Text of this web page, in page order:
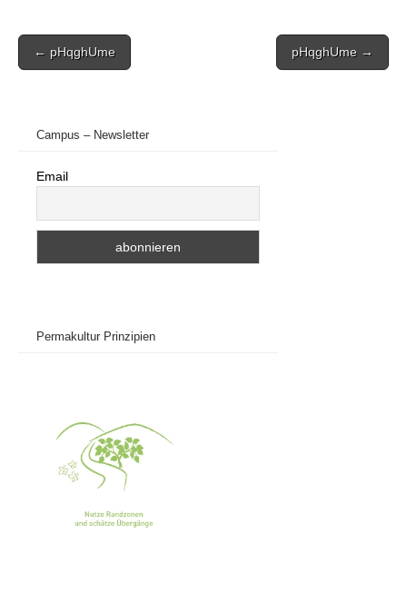
Post
navigation
← pHqghUme pHqghUme →
Campus – Newsletter
Email
Permakultur Prinzipien